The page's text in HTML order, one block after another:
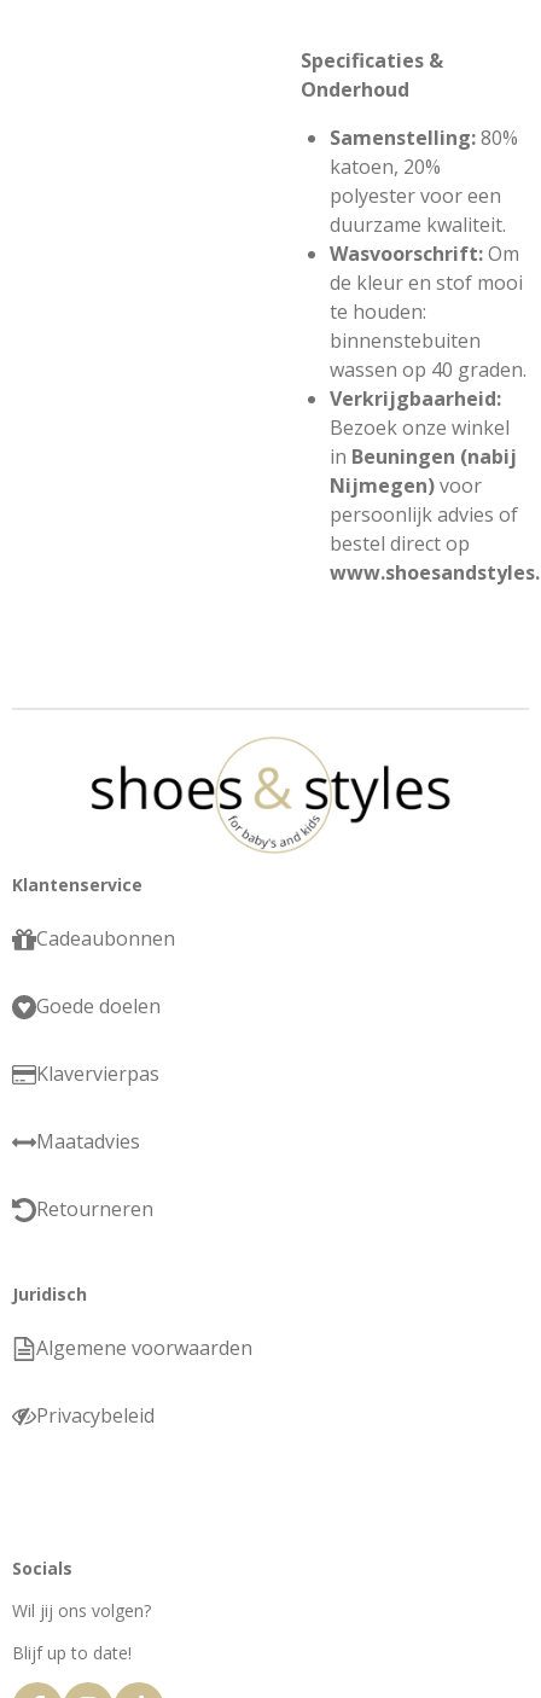
Specificaties &
Onderhoud
Samenstelling:80%
katoen, 20%
polyester voor een
duurzame kwaliteit.
Wasvoorschrift:Om
de kleur en stof mooi
te houden:
binnenstebuiten
wassen op 40 graden.
Verkrijgbaarheid:
Bezoek onze winkel
in Beuningen (nabij
Nijmegen)voor
persoonlijk advies of
bestel direct op
Klantenservice
Cadeaubonnen
Goede doelen
Klavervierpas
Maatadvies
Retourneren
Juridisch
Algemene voorwaarden
Privacybeleid
Socials
Wil jij ons volgen?
Blijf up to date!